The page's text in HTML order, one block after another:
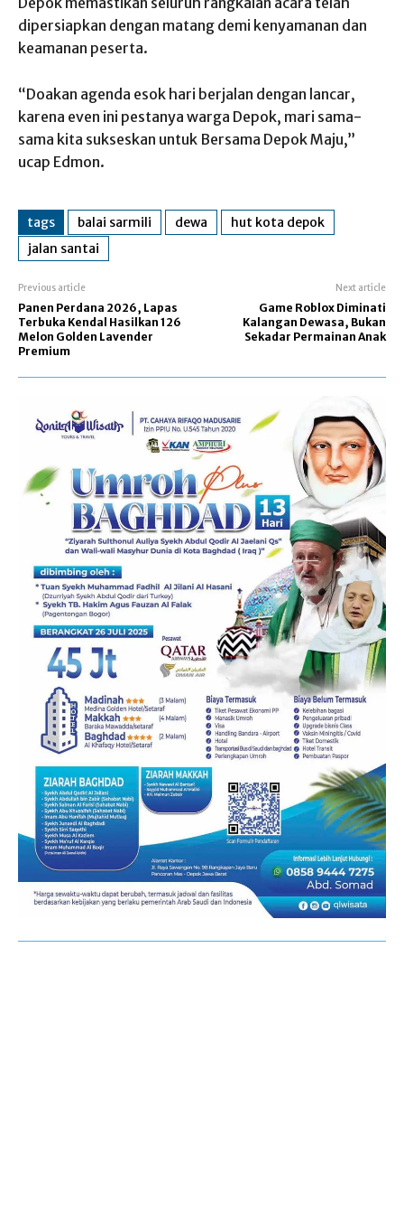
dipersiapkan dengan matang demi kenyamanan dan
keamanan peserta.
“Doakan agenda esok hari berjalan dengan lancar,
karena even ini pestanya warga Depok, mari sama-
sama kita sukseskan untuk Bersama Depok Maju,”
ucap Edmon.
tags balai sarmili dewa
hut kota depok
jalan santai
Previous article
Panen Perdana 2026, Lapas
Terbuka Kendal Hasilkan 126
Melon Golden Lavender
Premium
Next article
Game Roblox Diminati
Kalangan Dewasa, Bukan
Sekadar Permainan Anak